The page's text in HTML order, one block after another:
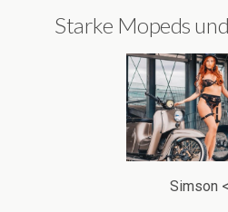
Starke Mopeds
Simson